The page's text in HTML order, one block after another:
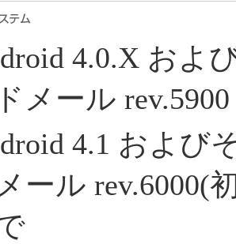
4.0.X およ
メール
4.1 および
ール rev.6000(